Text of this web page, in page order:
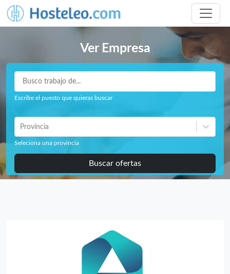
Ver Empresa
Escribe el puesto que quieras buscar
Provincia
Seleciona una provincia
Buscar ofertas